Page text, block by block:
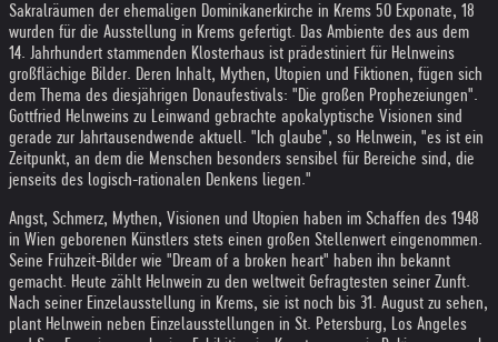
Sakralräumen der ehemaligen Dominikanerkirche in Krems 50 Exponate, 18
wurden für die Ausstellung in Krems gefertigt. Das Ambiente des aus dem
14. Jahrhundert stammenden Klosterhaus ist prädestiniert für Helnweins
großflächige Bilder. Deren Inhalt, Mythen, Utopien und Fiktionen, fügen sich
dem Thema des diesjährigen Donaufestivals: "Die großen Prophezeiungen".
Gottfried Helnweins zu Leinwand gebrachte apokalyptische Visionen sind
gerade zur Jahrtausendwende aktuell. "Ich glaube", so Helnwein, "es ist ein
Zeitpunkt, an dem die Menschen besonders sensibel für Bereiche sind, die
jenseits des logisch-rationalen Denkens liegen."
Angst, Schmerz, Mythen, Visionen und Utopien haben im Schaffen des 1948
in Wien geborenen Künstlers stets einen großen Stellenwert eingenommen.
Seine Frühzeit-Bilder wie "Dream of a broken heart" haben ihn bekannt
gemacht. Heute zählt Helnwein zu den weltweit Gefragtesten seiner Zunft.
Nach seiner Einzelausstellung in Krems, sie ist noch bis 31. August zu sehen,
plant Helnwein neben Einzelausstellungen in St. Petersburg, Los Angeles